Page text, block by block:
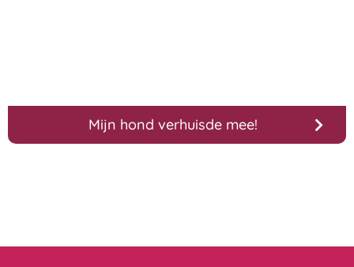
Mijn hond verhuisde mee!